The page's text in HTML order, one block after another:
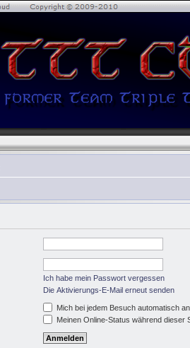
Ich habe mein Passwort vergessen
Die Aktivierungs-E-Mail erneut senden
Mich bei jedem Besuch automatisch
Meinen Online-Status während dieser